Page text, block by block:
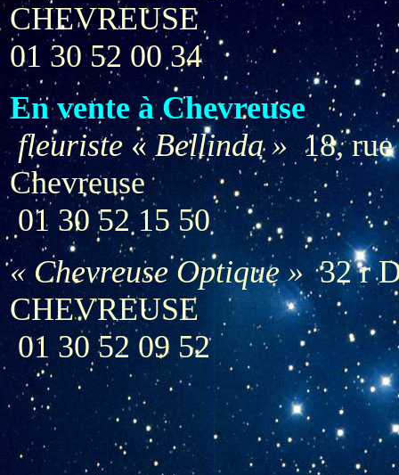
CHEVREUSE
01 30 52 00 34
En vente à Chevreuse
fleuriste « Bellinda » 18, rue
Chevreuse
01 30 52 15 50
« Chevreuse Optique » 32 r
CHEVREUSE
01 30 52 09 52